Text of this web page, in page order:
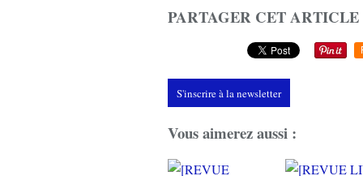
PARTAGER CET ARTICLE
S'inscrire à la newsletter
Vous aimerez aussi :